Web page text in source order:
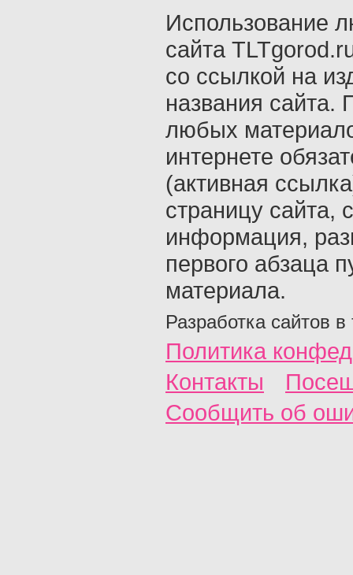
Использование
сайта
со ссылкой на
названия сайта.
любых
интернете
(активная
страницу сайта,
информация,
первого абзаца
материала.
Разработка сайтов в
Политика
Контакты
Сообщить об